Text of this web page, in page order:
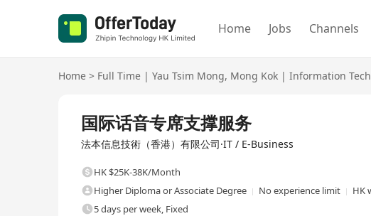
Home Jobs Channels
Home > Full Time | Yau Tsim Mong, Mong Kok | Information
国际话音专席支撑服务
法本信息技術（香港）有限公司·IT / E-Business
HK $25K-38K/Month
Higher Diploma or Associate Degree
No experience limit
HK
5 days per week, Fixed